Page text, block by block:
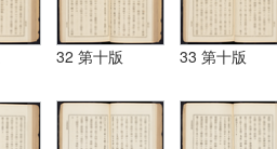
32 第十版 33 第十版